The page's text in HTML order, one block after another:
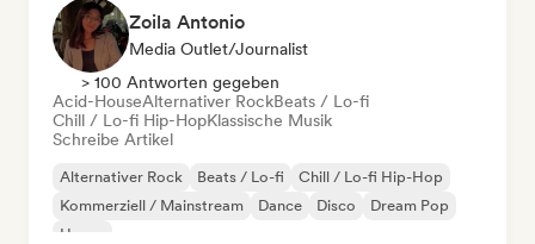
Zoila Antonio
Media Outlet/Journalist
> 100 Antworten gegeben
Acid-HouseAlternativer RockBeats / Lo-fi
Chill / Lo-fi Hip-HopKlassische Musik
Schreibe Artikel
Alternativer Rock Beats / Lo-fi
Chill / Lo-fi Hip-Hop
Kommerziell / Mainstream
Dance Disco
Dream Pop
House